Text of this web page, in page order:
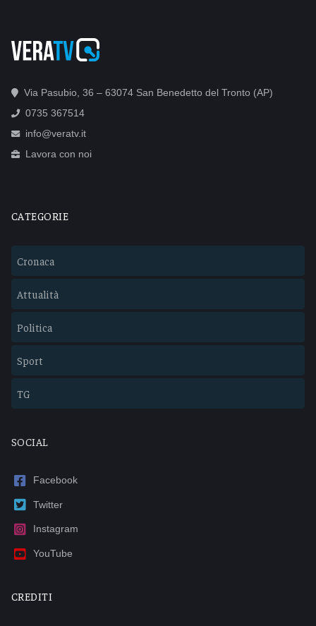
Via Pasubio, 36 – 63074 San Benedetto del Tronto (AP)
0735 367514
info@veratv.it
Lavora con noi
CATEGORIE
Cronaca
Attualità
Politica
Sport
TG
SOCIAL
Facebook
Twitter
Instagram
YouTube
CREDITI